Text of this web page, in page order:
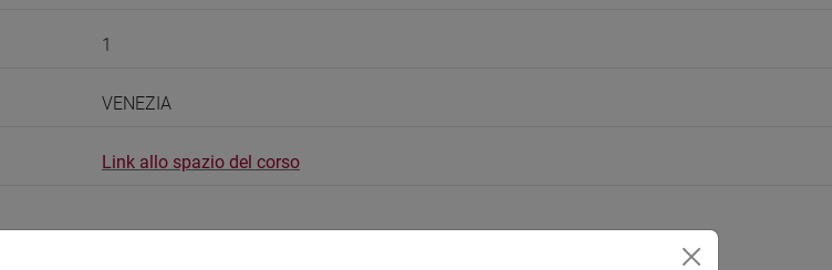
1
VENEZIA
Link allo spazio del corso